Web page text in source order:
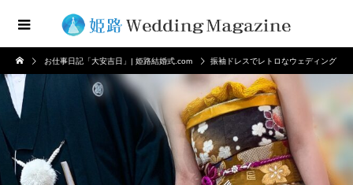
お仕事日記「大安吉日」| 姫路結婚式.com 振袖ドレスでレトロなウェディング